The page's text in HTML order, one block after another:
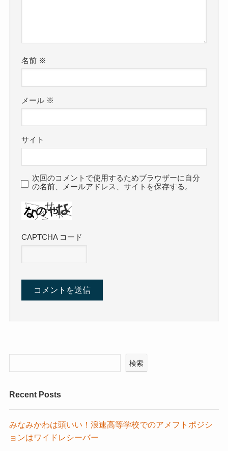
名前 ※
メール ※
サイト
次回のコメントで使用するためブラウザーに自分
の名前、メールアドレス、サイトを保存する。
CAPTCHA コード
検索
Recent Posts
みなみかわは頭いい！浪速高等学校でのアメフトポジシ
ョンはワイドレシーバー